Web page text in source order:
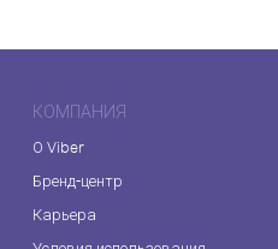
КОМПАНИЯ
О Viber
Бренд-центр
Карьера